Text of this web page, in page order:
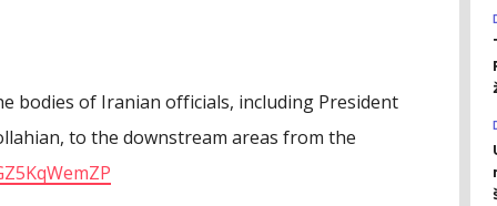
bodies of Iranian officials, including President
to the downstream areas from the